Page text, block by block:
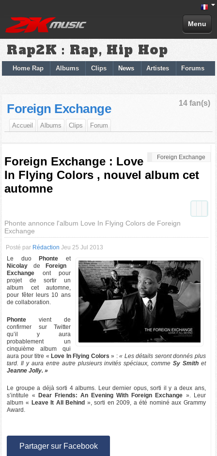
Menu
Rap2K : Rap, Hip Hop
Home Rap Albums Clips News Artistes Forums
14 fan(s)
Foreign Exchange
Accueil Albums Clips Forum
Foreign Exchange
Foreign Exchange : Love
In Flying Colors , nouvel album cet
automne
Phonte annonce l'album Love In Flying Colors de Foreign
Exchange
Posté par Rédaction Jeu 25 Jul 2013
Le duoPhonte et
Nicolay de
Foreign
Exchange ont pour
projet de sortir un
album cet automne,
pour fêter leurs 10 ans
de collaboration.
Phonte vient de
confirmer sur Twitter
qu’il y aura
probablement un
cinquième album qui
aura pour titre « Love In Flying Colors » :« Les détails seront donnés plus
tard. Il y aura entre autre plusieurs invités spéciaux, commeSy Smithet
Jeanne Jolly. »
Le groupe a déjà sorti 4 albums. Leur dernier opus, sorti il y a deux ans,
s’intitule «
Dear Friends: An Evening With Foreign Exchange ». Leur
album « Leave It All Behind », sorti en 2009, a été nominé aux Grammy
Award.
Partager sur Facebook